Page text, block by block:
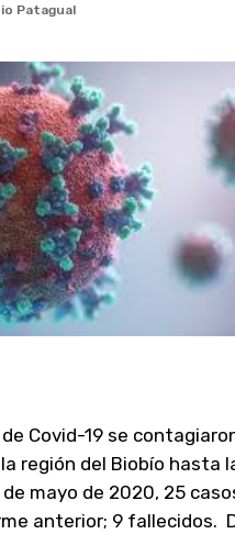
Patagual
Covid-19 se
región del Biobío hasta
de mayo de 2020, 25
anterior; 9 fallecidos.